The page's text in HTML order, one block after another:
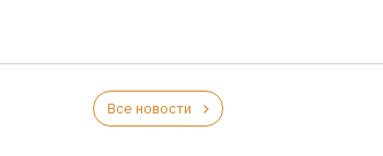
Все новости